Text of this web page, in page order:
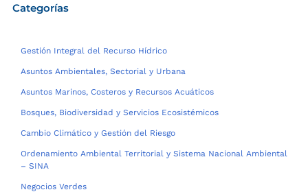
Categorías
Gestión Integral del Recurso Hídrico
Asuntos Ambientales, Sectorial y Urbana
Asuntos Marinos, Costeros y Recursos Acuáticos
Bosques, Biodiversidad y Servicios Ecosistémicos
Cambio Climático y Gestión del Riesgo
Ordenamiento Ambiental Territorial y Sistema Nacional Ambiental
– SINA
Negocios Verdes